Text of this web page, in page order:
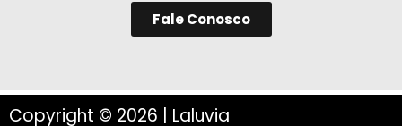
Fale Conosco
Copyright © 2026 | Laluvia